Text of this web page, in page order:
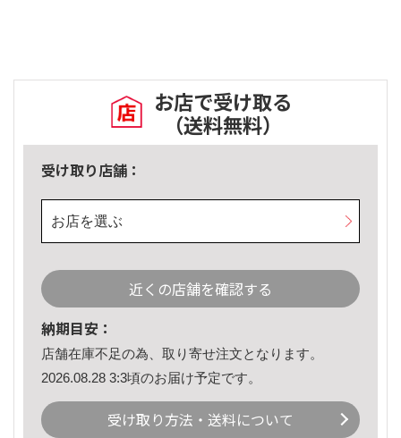
お店で受け取る
（送料無料）
受け取り店舗：
お店を選ぶ
近くの店舗を確認する
納期目安：
店舗在庫不足の為、取り寄せ注文となります。
2026.08.28 3:3頃のお届け予定です。
受け取り方法・送料について